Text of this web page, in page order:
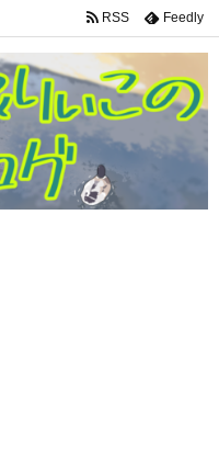
RSS Feedly